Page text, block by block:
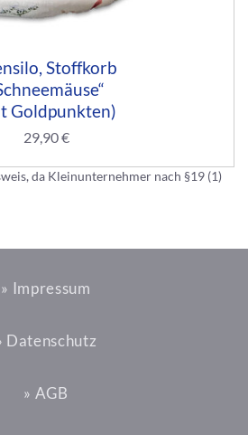
Stoffkorb
Goldpunkten)
29,90€
da Kleinunternehmer nach §19 (1)
» Impressum
Datenschutz
» AGB